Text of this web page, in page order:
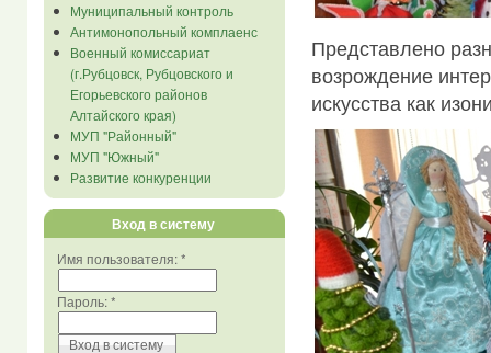
Муниципальный контроль
Антимонопольный комплаенс
Военный комиссариат
(г.Рубцовск, Рубцовского и
Егорьевского районов
Алтайского края)
МУП "Районный"
МУП "Южный"
Развитие конкуренции
Вход в систему
Имя пользователя:*
Пароль:*
Представлено
возрождение
искусства как